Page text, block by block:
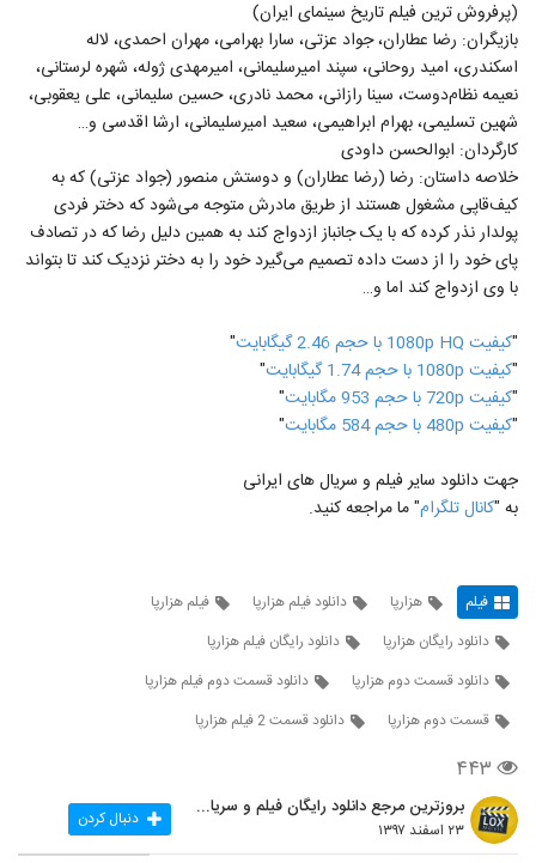
(پرفروش ترین فیلم تاریخ سینمای ایران)
بازیگران: رضا عطاران، جواد عزتی، سارا بهرامی، مهران احمدی، لاله
اسکندری، امید روحانی، سپند امیرسلیمانی، امیرمهدی ژوله، شهره لرستانی،
نعیمه نظام‌دوست، سینا رازانی، محمد نادری، حسین سلیمانی، علی یعقوبی،
شهین تسلیمی، بهرام ابراهیمی، سعید امیرسلیمانی، ارشا اقدسی و…
کارگردان: ابوالحسن داودی
خلاصه داستان: رضا (رضا عطاران) و دوستش منصور (جواد عزتی) که به
کیف‌قاپی مشغول هستند از طریق مادرش متوجه می‌شود که دختر فردی
پولدار نذر کرده که با یک جانباز ازدواج کند به همین دلیل رضا که در تصادف
پای خود را از دست داده تصمیم می‌گیرد خود را به دختر نزدیک کند تا بتواند
با وی ازدواج کند اما و…
"کيفيت 1080p HQ با حجم 2.46 گیگابايت
"
"کيفيت 1080p با حجم 1.74 گیگابايت
"
"کيفيت 720p با حجم 953 مگابايت
"
"کيفيت 480p با حجم 584 مگابايت
"
جهت دانلود سایر فیلم و سریال های ایرانی
به "کانال تلگرام" ما مراجعه کنید.
فیلم هزارپا دانلود فیلم هزارپا
فیلم هزارپا
دانلود رایگان هزارپا
دانلود رایگان فیلم هزارپا
دانلود قسمت دوم هزارپا
دانلود قسمت دوم فیلم هزارپا
قسمت دوم هزارپا
دانلود قسمت 2 فیلم هزارپا
۴۴۳
بروزترین مرجع دانلود رایگان فیلم و سریال ایرانی
۲۳ اسفند ۱۳۹۷ دنبال کردن